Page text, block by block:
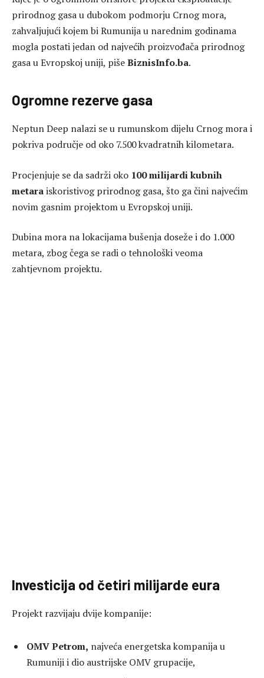
prirodnog gasa u dubokom podmorju Crnog mora,
zahvaljujući kojem bi Rumunija u narednim godinama
mogla postati jedan od najvećih proizvođača prirodnog
gasa u Evropskoj uniji, pišeBiznisInfo.ba.
Ogromne rezerve gasa
Neptun Deep nalazi se u rumunskom dijelu Crnog mora i
pokriva područje od oko 7.500 kvadratnih kilometara.
Procjenjuje se da sadrži oko 100 milijardi kubnih
metaraiskoristivog prirodnog gasa, što ga čini najvećim
novim gasnim projektom u Evropskoj uniji.
Dubina mora na lokacijama bušenja doseže i do 1.000
metara, zbog čega se radi o tehnološki veoma
zahtjevnom projektu.
Investicija od četiri milijarde eura
Projekt razvijaju dvije kompanije:
OMV Petrom, najveća energetska kompanija u
Rumuniji i dio austrijske OMV grupacije,